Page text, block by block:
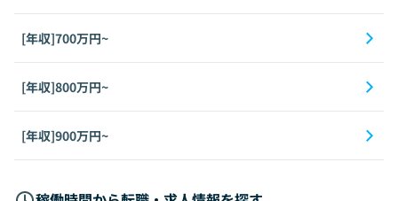
[年収]700万円~
[年収]800万円~
[年収]900万円~